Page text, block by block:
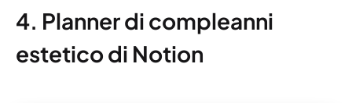
4. Planner di compleanni
estetico di Notion